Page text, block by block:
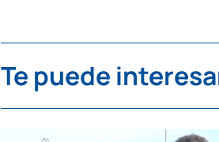
Te puede